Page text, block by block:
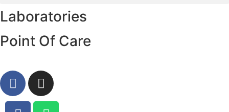
Laboratories
Point Of Care